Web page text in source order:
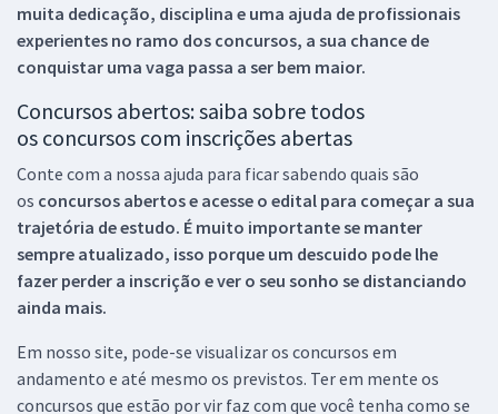
muita dedicação, disciplina e uma ajuda de profissionais
experientes no ramo dos concursos, a sua chance de
conquistar uma vaga passa a ser bem maior.
Concursos abertos: saiba sobre todos
os concursos com inscrições abertas
Conte com a nossa ajuda para ficar sabendo quais são
os concursos abertos e acesse o edital para começar a sua
trajetória de estudo. É muito importante se manter
sempre atualizado, isso porque um descuido pode lhe
fazer perder a inscrição e ver o seu sonho se distanciando
ainda mais.
Em nosso site, pode-se visualizar os concursos em
andamento e até mesmo os previstos. Ter em mente os
concursos que estão por vir faz com que você tenha como se